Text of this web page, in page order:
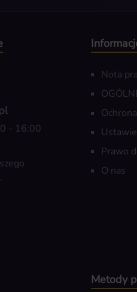
- 16:00
.
Nota
Prawo
O nas
Metody